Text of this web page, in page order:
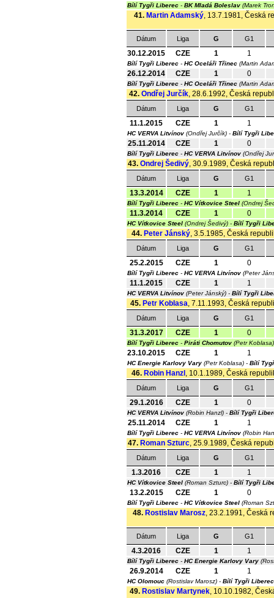
Bílí Tygři Liberec - BK Mladá Boleslav (Marek
41. Martin Adamský, 13.7.1981, Česká
Dátum Liga G G1
30.12.2015 CZE 1 1
Bílí Tygři Liberec - HC Oceláři Třinec (Martin
26.12.2014 CZE 1 0
Bílí Tygři Liberec - HC Oceláři Třinec (Martin
42. Ondřej Jurčík, 28.6.1992, Česká
Dátum Liga G G1
11.1.2015 CZE 1 1
HC VERVA Litvínov (Ondřej Jurčík) - Bílí Tygři
25.11.2014 CZE 1 0
Bílí Tygři Liberec - HC VERVA Litvínov (Ondřej
43. Ondrej Šedivý, 30.9.1989, Česká
Dátum Liga G G1
13.3.2014 CZE 1 1
Bílí Tygři Liberec - HC Vítkovice Steel (Ondrej
11.3.2014 CZE 1 0
HC Vítkovice Steel (Ondrej Šedivý) - Bílí Tygři
44. Peter Jánský, 3.5.1985, Česká
Dátum Liga G G1
25.2.2015 CZE 1 0
Bílí Tygři Liberec - HC VERVA Litvínov (Peter
11.1.2015 CZE 1 1
HC VERVA Litvínov (Peter Jánský) - Bílí Tygři
45. Petr Koblasa, 7.11.1993, Česká
Dátum Liga G G1
31.3.2017 CZE 1 0
Bílí Tygři Liberec - Piráti Chomutov (Petr
23.10.2015 CZE 1 1
HC Energie Karlovy Vary (Petr Koblasa) - Bílí
46. Robin Hanzl , 10.1.1989, Česká
Dátum Liga G G1
29.1.2016 CZE 1 0
HC VERVA Litvínov (Robin Hanzl) - Bílí Tygři
25.11.2014 CZE 1 1
Bílí Tygři Liberec - HC VERVA Litvínov (Robin
47. Roman Szturc, 25.9.1989, Česká
Dátum Liga G G1
1.3.2016 CZE 1 1
HC Vítkovice Steel (Roman Szturc) - Bílí Tygři
13.2.2015 CZE 1 0
Bílí Tygři Liberec - HC Vítkovice Steel (Roman
48. Rostislav Marosz, 23.2.1991, Česká
Dátum Liga G G1
4.3.2016 CZE 1 1
Bílí Tygři Liberec - HC Energie Karlovy Vary
26.9.2014 CZE 1 1
HC Olomouc (Rostislav Marosz) - Bílí Tygři Liberec
49. Rostislav Martynek, 10.10.1982,